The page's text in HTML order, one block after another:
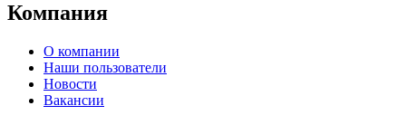
Компания
О компании
Наши пользователи
Новости
Вакансии